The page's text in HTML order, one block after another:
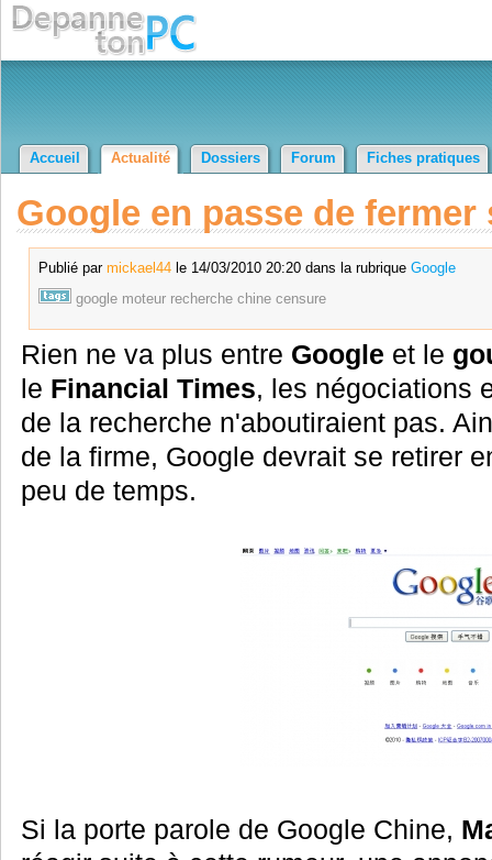
Accueil Actualité Dossiers Forum Fiches pratiques
Google en passe de
Publié par mickael44le 14/03/2010 20:20 dans la rubrique Google
google moteur recherche chine censure
Rien ne va plus entre Google et le
le Financial Times, les négociations
de la recherche n'aboutiraient pas.
de la firme, Google devrait se retirer
peu de temps.
Si la porte parole de Google Chine,